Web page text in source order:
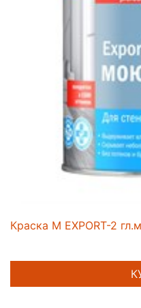
Краска M EXPORT-2